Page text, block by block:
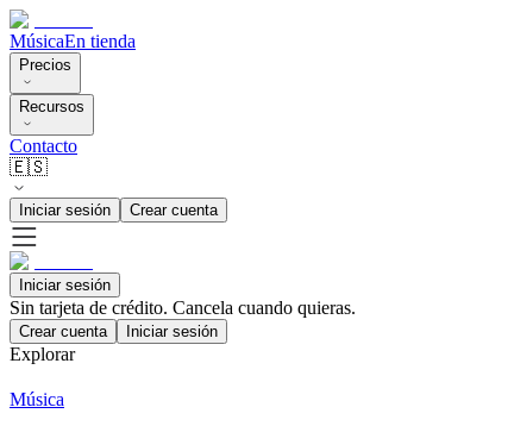
MúsicaEn tienda
Precios
Recursos
Contacto
🇪🇸
Iniciar sesión Crear cuenta
Iniciar sesión
Sin tarjeta de crédito. Cancela cuando quieras.
Crear cuenta Iniciar sesión
Explorar
Música